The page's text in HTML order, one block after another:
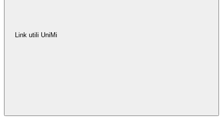
Link utili UniMi